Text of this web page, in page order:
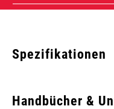
Spezifikationen
Handbücher &